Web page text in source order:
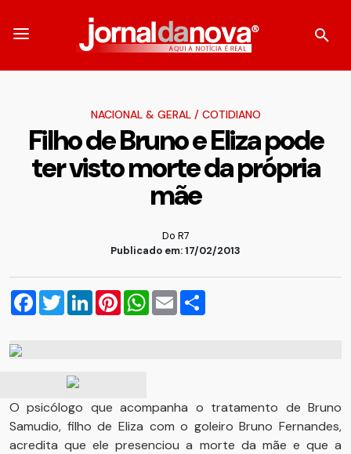
NACIONAL & GERAL/ COTIDIANO
Filho de Bruno e Eliza pode
ter visto morte da própria
mãe
Do R7
Publicado em: 17/02/2013
Facebook
TwitterLinkedInPinterestWhatsApp
Email
O psicólogo que acompanha o tratamento de Bruno
Samudio, filho de Eliza com o goleiro Bruno Fernandes,
acredita que ele presenciou a morte da mãe e que a